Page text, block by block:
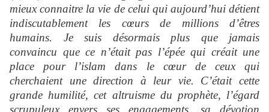
mieux connaitre la vie de celui qui aujourd’hui détient
indiscutablement les cœurs de millions d’êtres
humains. Je suis désormais plus que jamais
convaincu que ce n’était pas l’épée qui créait une
place pour l’islam dans le cœur de ceux qui
cherchaient une direction à leur vie. C’était cette
grande humilité, cet altruisme du prophète, l’égard
scrupuleux envers ses engagements, sa dévotion